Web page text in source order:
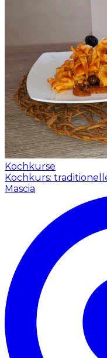
Kochkurse
Kochkurs:
Mascia